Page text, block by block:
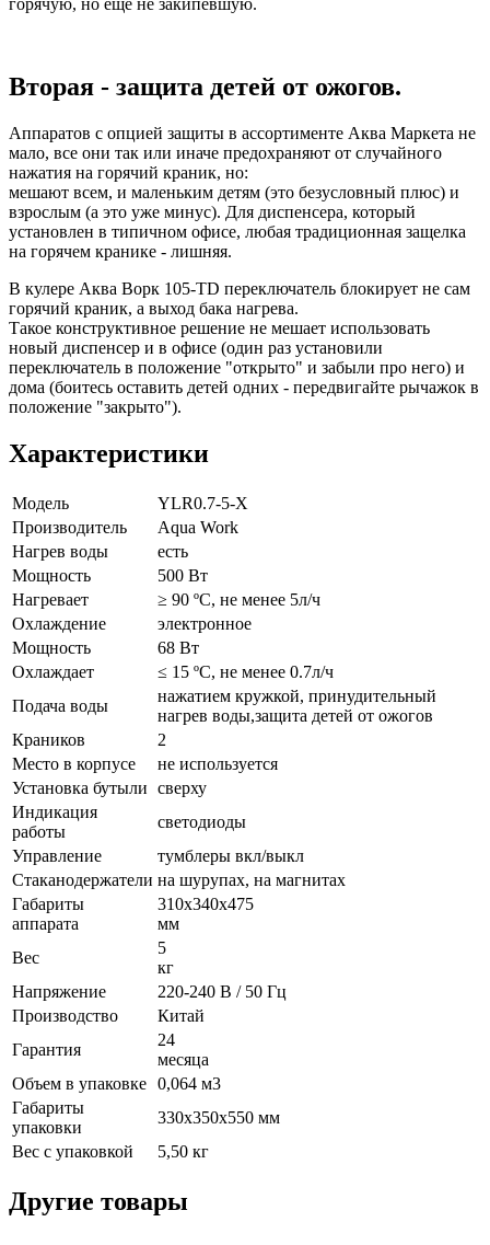
Вторая - защита детей от ожогов.
Аппаратов с опцией защиты в ассортименте Аква Маркета не
мало, все они так или иначе предохраняют от случайного
нажатия на горячий краник, но:
мешают всем, и маленьким детям (это безусловный плюс) и
взрослым (а это уже минус). Для диспенсера, который
установлен в типичном офисе, любая традиционная защелка
на горячем кранике - лишняя.
В кулере Аква Ворк 105-TD переключатель блокирует не сам
горячий краник, а выход бака нагрева.
Такое конструктивное решение не мешает использовать
новый диспенсер и в офисе (один раз установили
переключатель в положение "открыто" и забыли про него) и
дома (боитесь оставить детей одних - передвигайте рычажок в
положение "закрыто").
Характеристики
Модель
YLR0.7-5-X
Производитель
Aqua Work
Нагрев воды
есть
Мощность
500 Вт
Нагревает
≥ 90 ºС, не менее 5л/ч
Охлаждение
электронное
Мощность
68 Вт
Охлаждает
≤ 15 ºС, не менее 0.7л/ч
Подача воды
нажатием кружкой, принудительный
нагрев воды,защита детей от ожогов
Краников
2
Место в корпусе
не используется
Установка бутыли сверху
Индикация
работы
светодиоды
Управление
тумблеры вкл/выкл
Стаканодержатели на шурупах, на магнитах
Габариты
аппарата
310x340x475
мм
Вес
5
кг
Напряжение
220-240 В / 50 Гц
Производство
Китай
Гарантия
24
месяца
Объем в упаковке 0,064 м3
Габариты
упаковки
330х350х550 мм
Вес с упаковкой
5,50 кг
Другие товары